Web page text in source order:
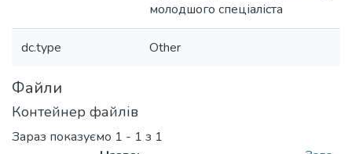
молодшого спеціаліста
dc.type Other
Файли
Контейнер файлів
Зараз показуємо 1 - 1 з 1